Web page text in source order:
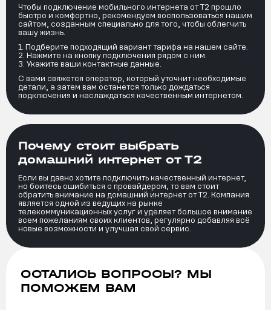
Чтобы подключение мобильного интернета от Т2 прошло
быстро и комфортно, рекомендуем воспользоваться нашим
сайтом, созданным специально для того, чтобы облегчить
вашу жизнь.
Подберите подходящий вариант тарифа на нашем сайте.
Нажмите на кнопку подключения рядом с ним.
Укажите ваши контактные данные.
С вами свяжется оператор, который уточнит необходимые
детали, а затем вам останется только дождаться
подключения и наслаждаться качественным интернетом.
Почему стоит выбрать
домашний интернет от Т2
Если вы давно хотите подключить качественный интернет,
но боитесь ошибиться с провайдером, то вам стоит
обратить внимание на домашний интернет от Т2. Компания
является одной из ведущих на рынке
телекоммуникационных услуг и уделяет большое внимание
всем пожеланиям своих клиентов, регулярно добавляя всё
новые возможности и улучшая свой сервис.
ОСТАЛИСЬ ВОПРОСЫ? МЫ
ПОМОЖЕМ ВАМ